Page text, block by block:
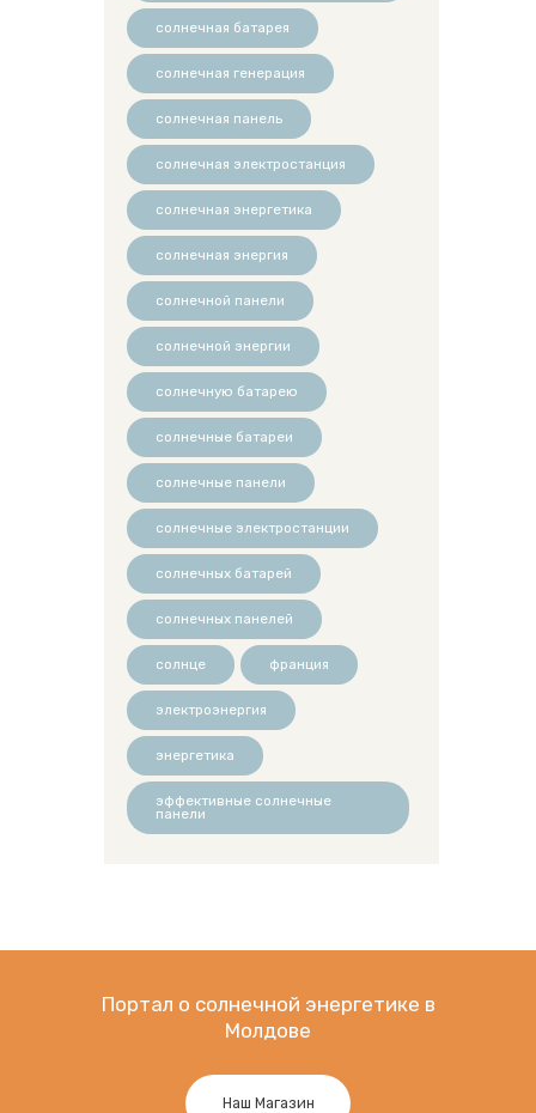
солнечная батарея
солнечная генерация
солнечная панель
солнечная электростанция
солнечная энергетика
солнечная энергия
солнечной панели
солнечной энергии
солнечную батарею
солнечные батареи
солнечные панели
солнечные электростанции
солнечных батарей
солнечных панелей
солнце франция
электроэнергия
энергетика
эффективные солнечные
панели
Портал о солнечной энергетике в
Молдове
Наш Магазин